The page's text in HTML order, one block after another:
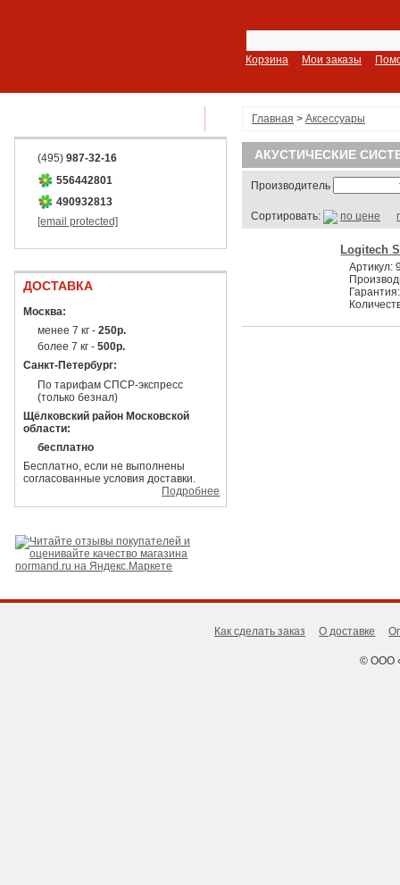
Корзина Мои заказы
(495) 987-32-16
556442801
490932813
[email protected]
ДОСТАВКА
Москва:
менее 7 кг - 250р.
более 7 кг - 500р.
Санкт-Петербург:
По тарифам СПСР-экспресс
(только безнал)
Щёлковский район Московской
области:
бесплатно
Бесплатно, если не выполнены
согласованные условия доставки.
Подробнее
Главная >Аксессуары
АКУСТИЧЕСКИЕ
Производитель
Сортировать: по цене
Logitech
Артикул:
Как сделать заказ О доставке
© ООО